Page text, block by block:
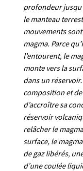
profondeur
le manteau
mouvements
magma. Parce
l’entourent, le
monte vers la
dans un
composition et
d’accroître sa
réservoir
relâcher le
surface, le
de gaz libérés,
d’une coulée